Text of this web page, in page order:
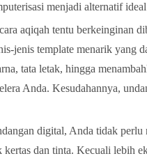
menjadi alternatif
aqiqah tentu berkeinginan
jenis template menarik yang
tata letak, hingga
Anda. Kesudahannya,
digital, Anda tidak perlu
dan tinta. Kecuali lebih